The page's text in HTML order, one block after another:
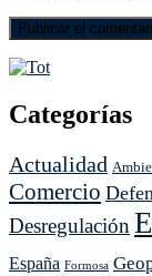
Categorías
Actualidad
Comercio
Desregulación
España Formosa